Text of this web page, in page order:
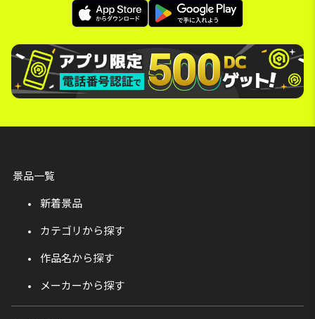
景品一覧
新着景品
カテゴリから探す
作品名から探す
メーカーから探す